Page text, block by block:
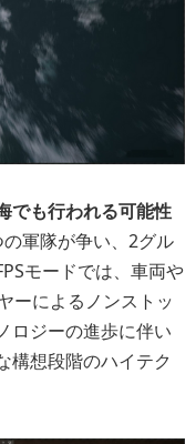
でも行われる可能性
軍隊が争い、2グル
モードでは、車両や
ーによるノンストッ
ロジーの進歩に伴い
構想段階のハイテク